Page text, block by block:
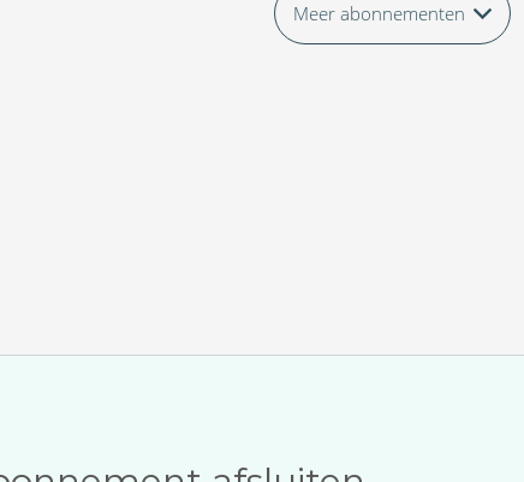
Meer abonnementen